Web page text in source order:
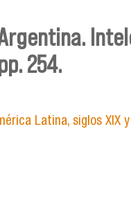
254.
Latina, siglos XIX y